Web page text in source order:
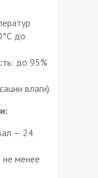
до
до 95%
влаги).
— 24
менее